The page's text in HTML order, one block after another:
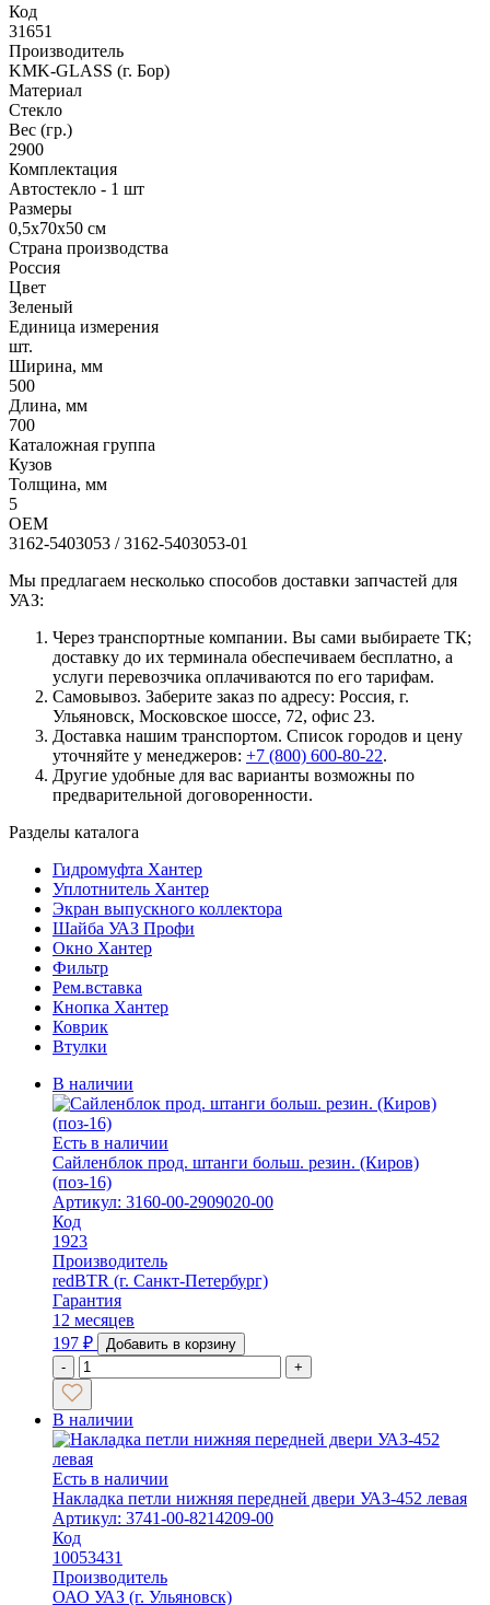
Код
31651
Производитель
KMK-GLASS (г. Бор)
Материал
Стекло
Вес (гр.)
2900
Комплектация
Автостекло - 1 шт
Размеры
0,5х70х50 см
Страна производства
Россия
Цвет
Зеленый
Единица измерения
шт.
Ширина, мм
500
Длина, мм
700
Каталожная группа
Кузов
Толщина, мм
5
OEM
3162-5403053 / 3162-5403053-01
Мы предлагаем несколько способов доставки запчастей для
УАЗ:
Через транспортные компании. Вы сами выбираете ТК;
доставку до их терминала обеспечиваем бесплатно, а
услуги перевозчика оплачиваются по его тарифам.
Самовывоз. Заберите заказ по адресу: Россия, г.
Ульяновск, Московское шоссе, 72, офис 23.
Доставка нашим транспортом. Список городов и цену
уточняйте у менеджеров: +7 (800) 600-80-22.
Другие удобные для вас варианты возможны по
предварительной договоренности.
Разделы каталога
Гидромуфта Хантер
Уплотнитель Хантер
Экран выпускного коллектора
Шайба УАЗ Профи
Окно Хантер
Фильтр
Рем.вставка
Кнопка Хантер
Коврик
Втулки
В наличии
Есть в наличии
Сайленблок прод. штанги больш. резин. (Киров)
(поз-16)
Артикул: 3160-00-2909020-00
Код
1923
Производитель
redBTR (г. Санкт-Петербург)
Гарантия
12 месяцев
197 ₽
Добавить в корзину
-
+
В наличии
Есть в наличии
Накладка петли нижняя передней двери УАЗ-452 левая
Артикул: 3741-00-8214209-00
Код
10053431
Производитель
ОАО УАЗ (г. Ульяновск)